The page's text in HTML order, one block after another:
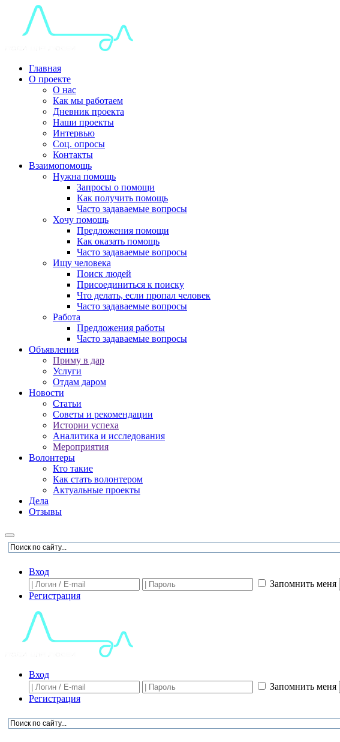
Главная
О проекте
О нас
Как мы работаем
Дневник проекта
Наши проекты
Интервью
Соц. опросы
Контакты
Взаимопомощь
Нужна помощь
Запросы о помощи
Как получить помощь
Часто задаваемые вопросы
Хочу помощь
Предложения помощи
Как оказать помощь
Часто задаваемые вопросы
Ищу человека
Поиск людей
Присоединиться к поиску
Что делать, если пропал человек
Часто задаваемые вопросы
Работа
Предложения работы
Часто задаваемые вопросы
Объявления
Приму в дар
Услуги
Отдам даром
Новости
Статьи
Советы и рекомендации
Истории успеха
Аналитика и исследования
Мероприятия
Волонтеры
Кто такие
Как стать волонтером
Актуальные проекты
Дела
Отзывы
Вход
Запомнить меня
Регистрация
Вход
Запомнить меня
Регистрация